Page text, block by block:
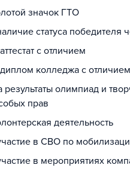
значок ГТО
статуса победителя
с отличием
колледжа с отличием
результаты олимпиад и
прав
деятельность
в СВО по
в мероприятиях